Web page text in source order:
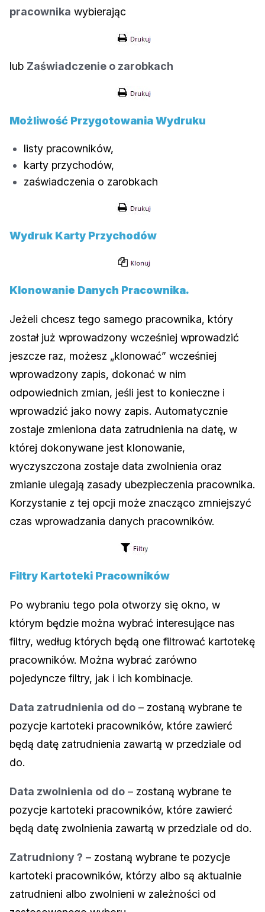
pracownika wybierając
lub Zaświadczenie o zarobkach
Możliwość Przygotowania Wydruku
listy pracowników,
karty przychodów,
zaświadczenia o zarobkach
Wydruk Karty Przychodów
Klonowanie Danych Pracownika.
Jeżeli chcesz tego samego pracownika, który
został już wprowadzony wcześniej wprowadzić
jeszcze raz, możesz „klonować” wcześniej
wprowadzony zapis, dokonać w nim
odpowiednich zmian, jeśli jest to konieczne i
wprowadzić jako nowy zapis. Automatycznie
zostaje zmieniona data zatrudnienia na datę, w
której dokonywane jest klonowanie,
wyczyszczona zostaje data zwolnienia oraz
zmianie ulegają zasady ubezpieczenia pracownika.
Korzystanie z tej opcji może znacząco zmniejszyć
czas wprowadzania danych pracowników.
Filtry Kartoteki Pracowników
Po wybraniu tego pola otworzy się okno, w
którym będzie można wybrać interesujące nas
filtry, według których będą one filtrować kartotekę
pracowników. Można wybrać zarówno
pojedyncze filtry, jak i ich kombinacje.
Data zatrudnienia od do – zostaną wybrane te
pozycje kartoteki pracowników, które zawierć
będą datę zatrudnienia zawartą w przedziale od
do.
Data zwolnienia od do – zostaną wybrane te
pozycje kartoteki pracowników, które zawierć
będą datę zwolnienia zawartą w przedziale od do.
Zatrudniony ? – zostaną wybrane te pozycje
kartoteki pracowników, którzy albo są aktualnie
zatrudnieni albo zwolnieni w zależności od